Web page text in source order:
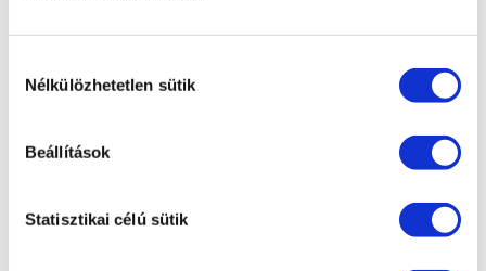
kiválasztása
Nélkülözhetetlen sütik
Beállítások
Statisztikai célú sütik
CDL-PAP-AAX
AQUA DI AIX GYERTYA
1,87